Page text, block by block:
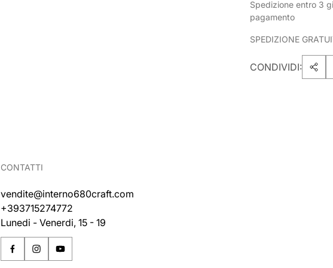
Spedizione entro 3
pagamento
SPEDIZIONE
CONDIVIDI:
CONTATTI
vendite@interno680craft.com
+393715274772
Lunedi - Venerdi, 15 - 19